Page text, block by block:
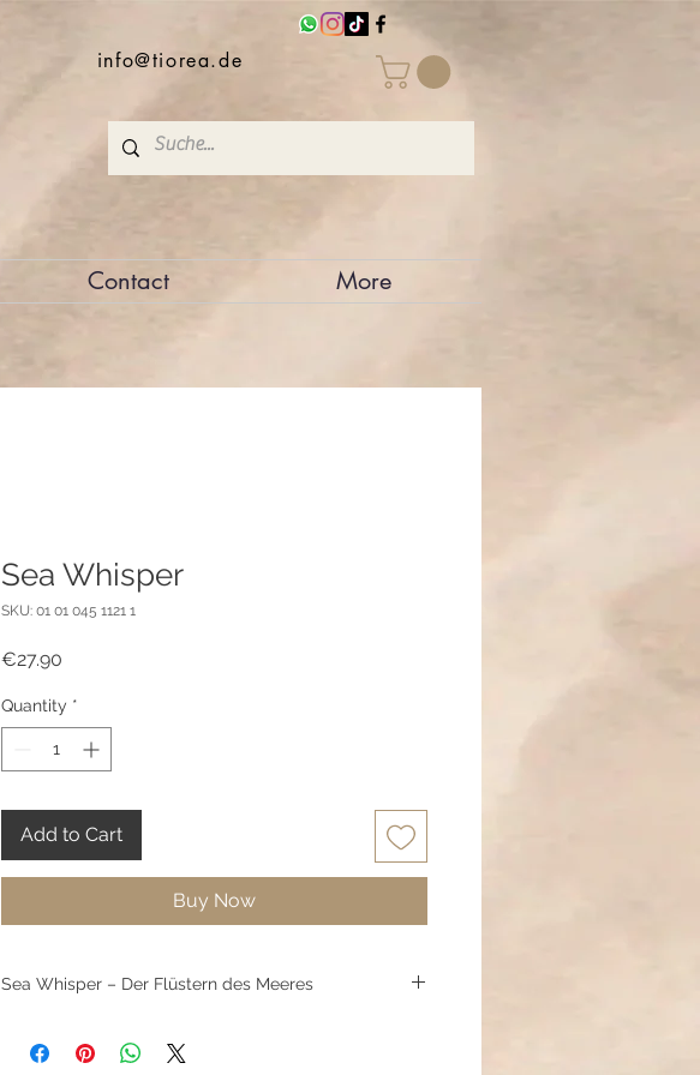
info@tiorea.de
Contact More
Sea Whisper
SKU: 01 01 045 1121 1
€27.90
Quantity *
Add to Cart
Buy Now
Sea Whisper – Der Flüstern des Meeres
wie Sonnenlicht auf Wasser – so erzählt „Sea